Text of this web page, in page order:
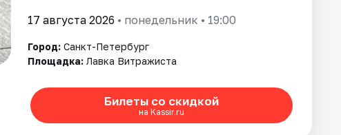
17 августа 2026 • понедельник • 19:00
Город: Санкт-Петербург
Площадка: Лавка Витражиста
Билеты со скидкой
на Kassir.ru